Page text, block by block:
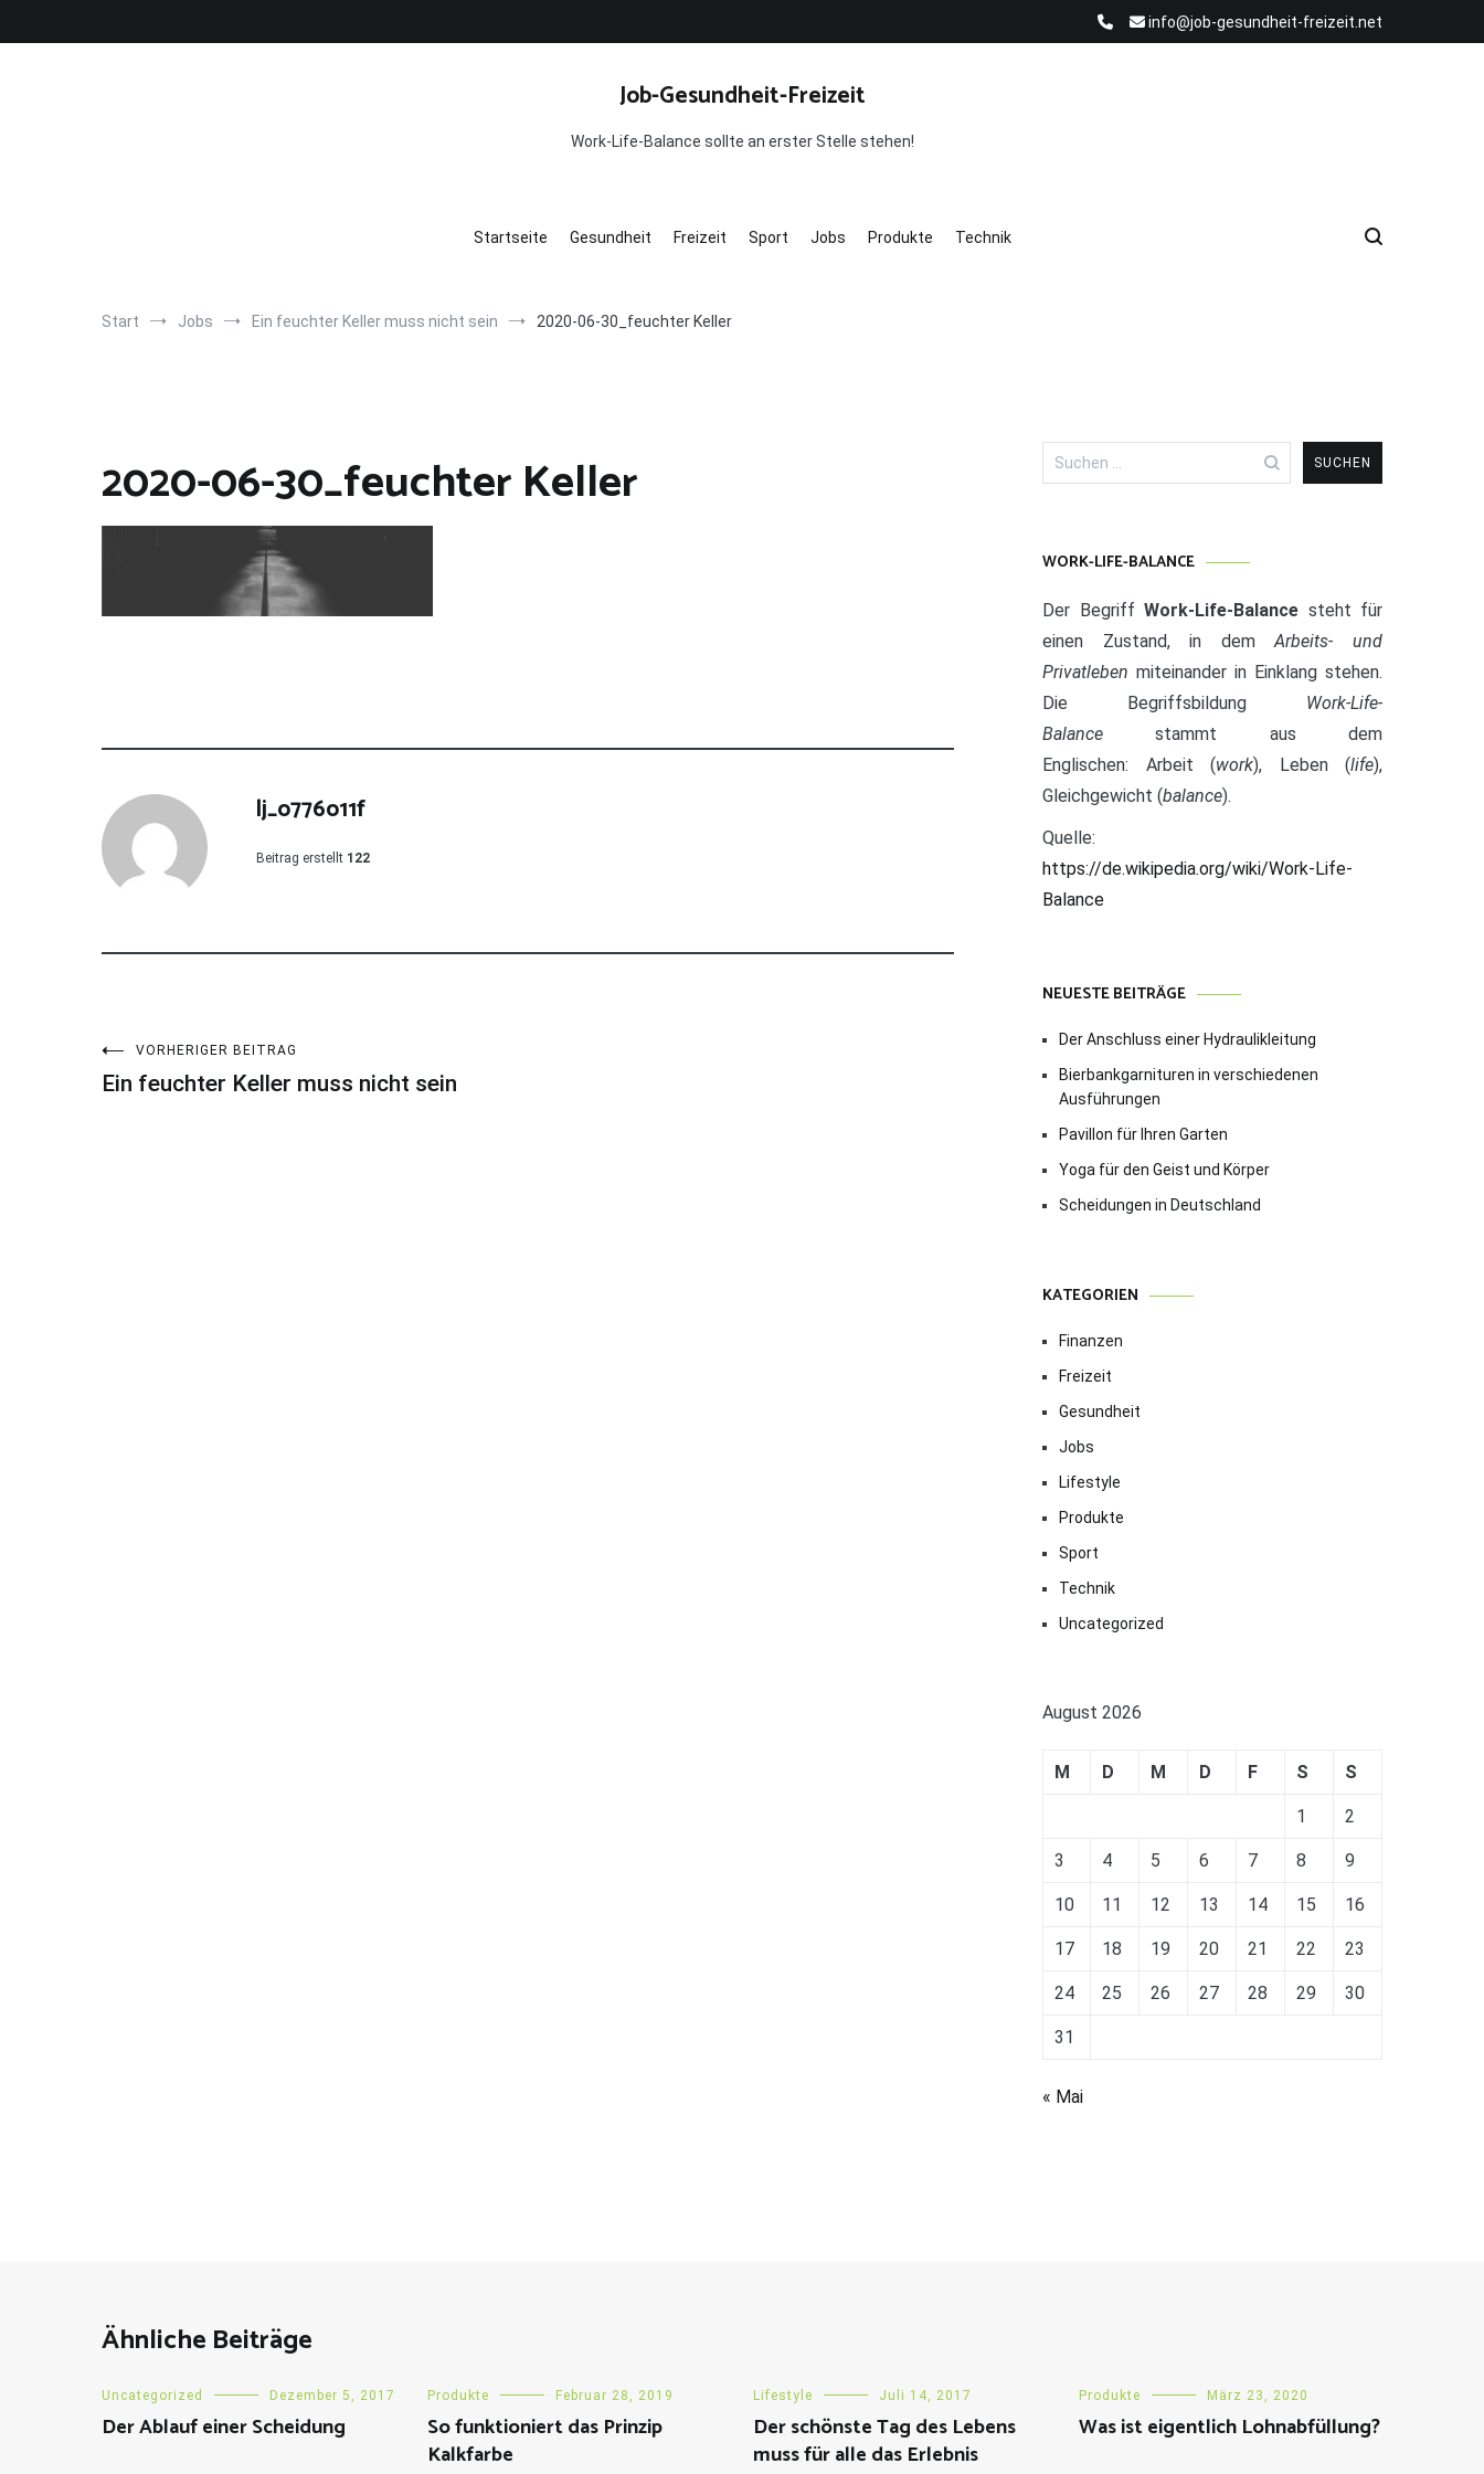
info@job-gesundheit-freizeit.net
Job-Gesundheit-Freizeit
Work-Life-Balance sollte an erster Stelle stehen!
Startseite Gesundheit Freizeit Sport Jobs Produkte Technik
Start Jobs Ein feuchter Keller muss nicht sein 2020-06-30_feuchter Keller
2020-06-30_feuchter Keller
lj_o776o11f
Beitrag erstellt 122
Beitragsnavigation
VORHERIGER BEITRAG
Ein feuchter Keller muss nicht sein
Suchen
nach:
WORK-LIFE-BALANCE
Der Begriff Work-Life-Balance steht für
einen Zustand, in demArbeits- und
Privatleben miteinander in Einklang stehen.
Die Begriffsbildung Work-Life-
Balance stammt aus dem
Englischen: Arbeit (work), Leben (life),
Gleichgewicht (balance).
Quelle:
https://de.wikipedia.org/wiki/Work-Life-
Balance
NEUESTE BEITRÄGE
Der Anschluss einer Hydraulikleitung
Bierbankgarnituren in verschiedenen
Ausführungen
Pavillon für Ihren Garten
Yoga für den Geist und Körper
Scheidungen in Deutschland
KATEGORIEN
Finanzen
Freizeit
Gesundheit
Jobs
Lifestyle
Produkte
Sport
Technik
Uncategorized
August 2026
M D M D F S S
1 2
3 4 5 6 7 8 9
10 11 12 13 14 15 16
17 18 19 20 21 22 23
24 25 26 27 28 29 30
31
« Mai
Ähnliche Beiträge
Uncategorized Dezember 5, 2017
Der Ablauf einer Scheidung
Produkte Februar 28, 2019
So funktioniert das Prinzip
Kalkfarbe
Lifestyle Juli 14, 2017
Der schönste Tag des Lebens
muss für alle das Erlebnis
Produkte März 23, 2020
Was ist eigentlich Lohnabfüllung?